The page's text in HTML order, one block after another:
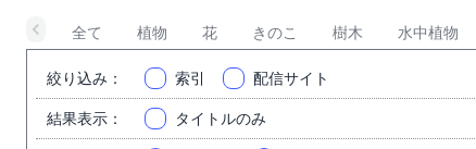
全て 植物 花 きのこ 樹木 水中植物
絞り込み ： 索引 配信サイト
結果表示 ： タイトルのみ